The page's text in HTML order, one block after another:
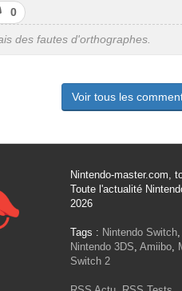
J’aime
pas
0
des fautes d'orthographes.
Voir tous les
Nintendo-master.com,
Toute l'actualité
2026
Tags : Nintendo Switch,
Nintendo 3DS Amiibo,
Switch 2